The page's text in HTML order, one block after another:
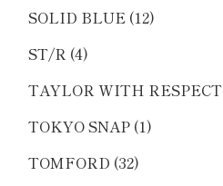
SOLID BLUE (12)
ST/R (4)
TAYLOR WITH RESPECT
TOKYO SNAP (1)
TOMFORD (32)